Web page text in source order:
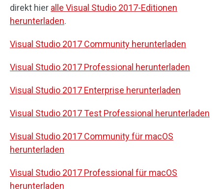
direkt hier alle Visual Studio 2017-Editionen
herunterladen.
Visual Studio 2017 Community herunterladen
Visual Studio 2017 Professional herunterladen
Visual Studio 2017 Enterprise herunterladen
Visual Studio 2017 Test Professional herunterladen
Visual Studio 2017 Community für macOS
herunterladen
Visual Studio 2017 Professional für macOS
herunterladen